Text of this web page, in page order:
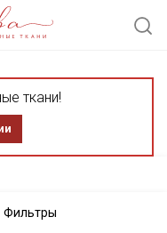
ткани!
Фильтры